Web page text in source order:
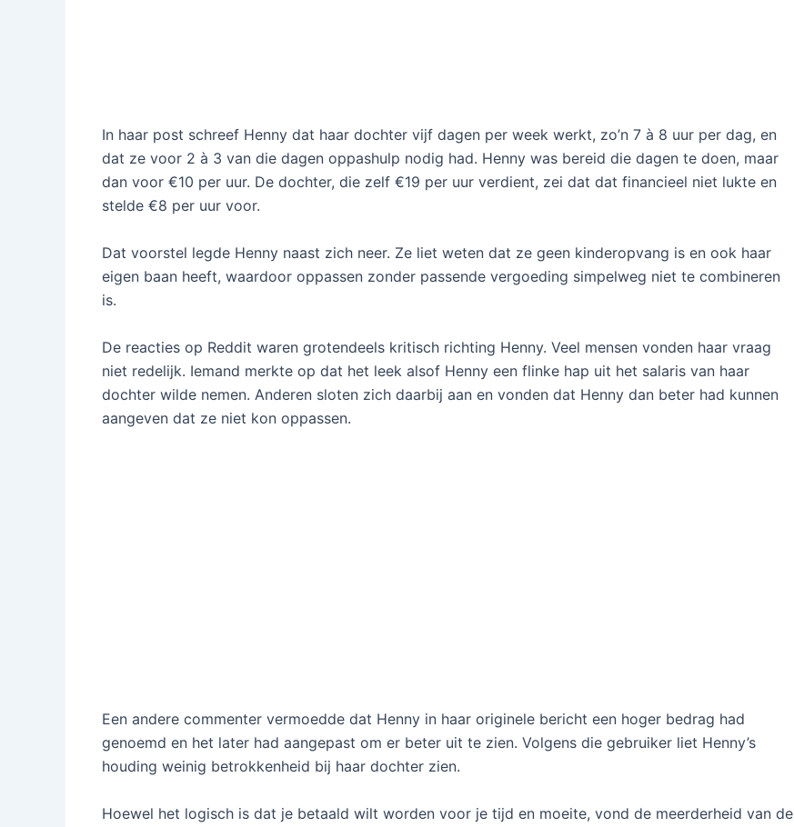
In haar post schreef Henny dat haar dochter vijf dagen per week werkt, zo’n 7 à 8 uur per dag, en
dat ze voor 2 à 3 van die dagen oppashulp nodig had. Henny was bereid die dagen te doen, maar
dan voor €10 per uur. De dochter, die zelf €19 per uur verdient, zei dat dat financieel niet lukte en
stelde €8 per uur voor.
Dat voorstel legde Henny naast zich neer. Ze liet weten dat ze geen kinderopvang is en ook haar
eigen baan heeft, waardoor oppassen zonder passende vergoeding simpelweg niet te combineren
is.
De reacties op Reddit waren grotendeels kritisch richting Henny. Veel mensen vonden haar vraag
niet redelijk. Iemand merkte op dat het leek alsof Henny een flinke hap uit het salaris van haar
dochter wilde nemen. Anderen sloten zich daarbij aan en vonden dat Henny dan beter had kunnen
aangeven dat ze niet kon oppassen.
Een andere commenter vermoedde dat Henny in haar originele bericht een hoger bedrag had
genoemd en het later had aangepast om er beter uit te zien. Volgens die gebruiker liet Henny’s
houding weinig betrokkenheid bij haar dochter zien.
Hoewel het logisch is dat je betaald wilt worden voor je tijd en moeite, vond de meerderheid van de